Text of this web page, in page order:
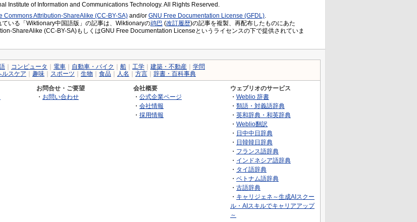
Institute of Information and Communications Technology. All Rights Reserved.
Commons Attribution-ShareAlike (CC-BY-SA) and/or GNU Free Documentation License (GFDL)
ている「Wiktionary中国語版」の記事は、Wiktionaryの鸡巴 (改訂履歴)の記事を複製、再配布したものにあた
ShareAlike (CC-BY-SA)もしくはGNU Free Documentation Licenseというライセンスの下で提供されていま
コンピュータ 電車 自動車・バイク 船 工学 建築・不動産
学問
ルスケア 趣味 スポーツ 生物 食品 人名 方言 辞書・百科事典
お問合せ・ご要望
・ お問い合わせ
会社概要
・ 公式企業ページ
・ 会社情報
・ 採用情報
ウェブリオのサービス
・ Weblio 辞書
・ 類語・対義語辞典
・ 英和辞典・和英辞典
・ Weblio翻訳
・ 日中中日辞典
・ 日韓韓日辞典
・ フランス語辞典
・ インドネシア語辞典
・ タイ語辞典
・ ベトナム語辞典
・ 古語辞典
・ キャリジェネ～生成AIスクー
ル・AIスキルでキャリアアップ
～